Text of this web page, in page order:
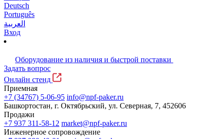
Deutsch
Português
العربية
Вход
Оборудование из наличия и быстрой поставки
Задать вопрос
Онлайн стенд
Приемная
+7 (34767) 5-06-95 info@npf-paker.ru
Башкортостан, г. Октябрьский, ул. Северная, 7, 452606
Продажи
+7 937 311-58-12 market@npf-paker.ru
Инженерное сопровождение